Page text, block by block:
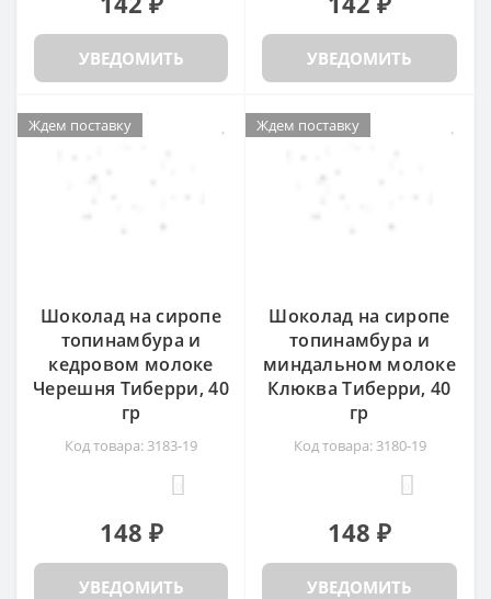
УВЕДОМИТЬ УВЕДОМИТЬ
Ждем поставку
Шоколад на сиропе
топинамбура и
кедровом молоке
Черешня Тиберри, 40
гр
Код товара: 3183-19
148 ₽
УВЕДОМИТЬ
Ждем поставку
Шоколад на сиропе
топинамбура и
миндальном молоке
Клюква Тиберри, 40
гр
Код товара: 3180-19
148 ₽
УВЕДОМИТЬ